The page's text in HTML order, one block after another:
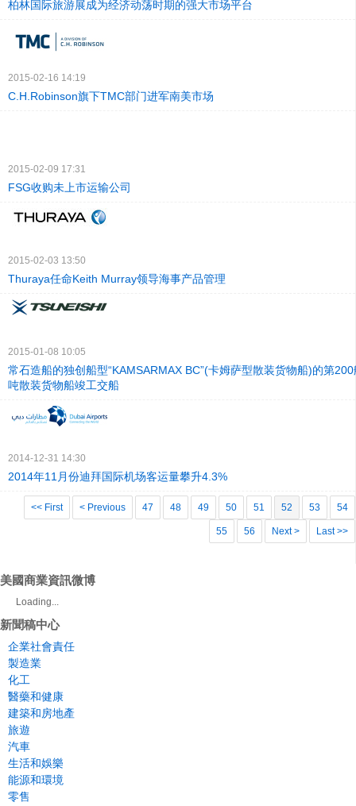
柏林国际旅游展成为经济动荡时期的强大市场平台
2015-02-16 14:19
C.H.Robinson旗下TMC部门进军南美市场
2015-02-09 17:31
FSG收购未上市运输公司
2015-02-03 13:50
Thuraya任命Keith Murray领导海事产品管理
2015-01-08 10:05
常石造船的独创船型“KAMSARMAX BC”(卡姆萨型散装货物船)的第
吨散装货物船竣工交船
2014-12-31 14:30
2014年11月份迪拜国际机场客运量攀升4.3%
<< First < Previous 47 48 49 50 51 52 53 54
55 56 Next > Last >>
美國商業資訊微博
Loading...
新聞稿中心
企業社會責任
製造業
化工
醫藥和健康
建築和房地產
旅遊
汽車
生活和娛樂
能源和環境
零售